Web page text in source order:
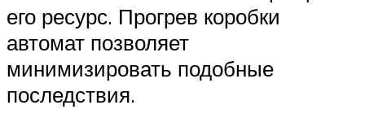
его ресурс. Прогрев коробки
автомат позволяет
минимизировать подобные
последствия.